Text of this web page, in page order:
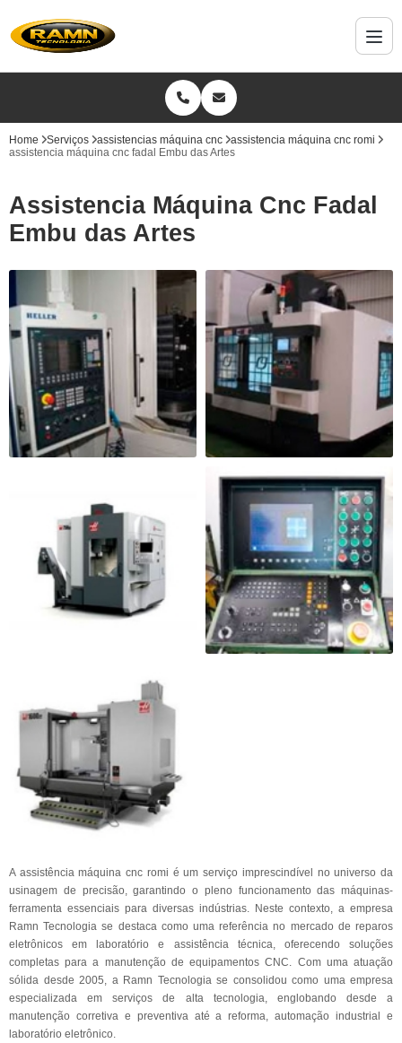
Home Serviços assistencias máquina cnc
assistencia máquina cnc romi
assistencia máquina cnc fadal Embu das Artes
Assistencia Máquina Cnc Fadal
Embu das Artes
A assistência máquina cnc romi é um serviço imprescindível no universo da
usinagem de precisão, garantindo o pleno funcionamento das máquinas-
ferramenta essenciais para diversas indústrias. Neste contexto, a empresa
Ramn Tecnologia se destaca como uma referência no mercado de reparos
eletrônicos em laboratório e assistência técnica, oferecendo soluções
completas para a manutenção de equipamentos CNC. Com uma atuação
sólida desde 2005, a Ramn Tecnologia se consolidou como uma empresa
especializada em serviços de alta tecnologia, englobando desde a
manutenção corretiva e preventiva até a reforma, automação industrial e
laboratório eletrônico.